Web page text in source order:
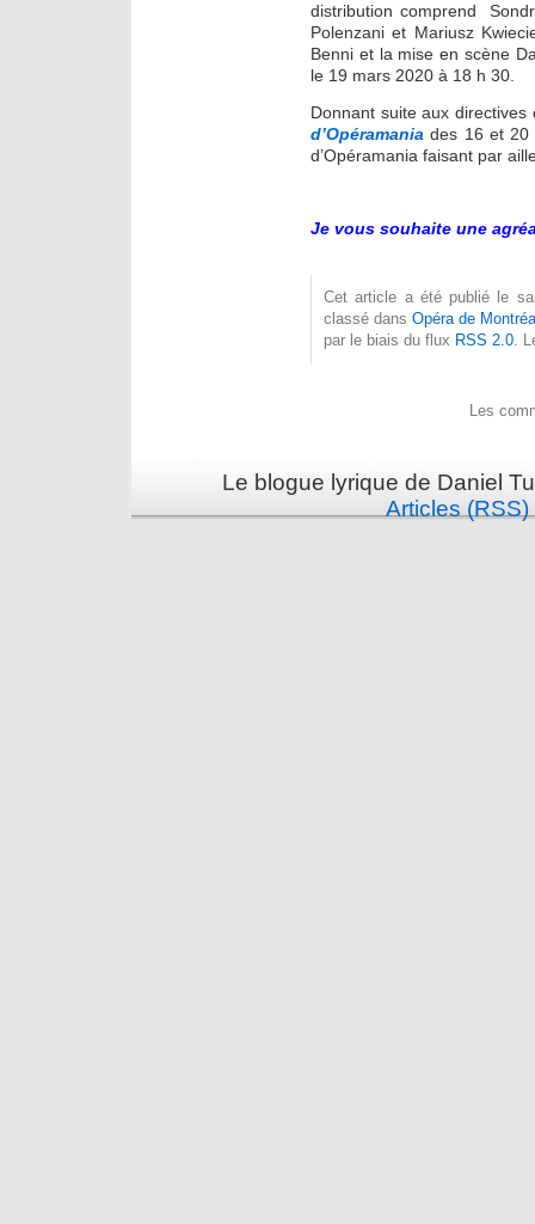
distribution comprend
Polenzani et Mariusz
Benni et la mise en scène
le 19 mars 2020 à 18 h 30.
Donnant suite aux
d’Opéramania des 16 et 20
d’Opéramania faisant par
Je vous souhaite une
Cet article a été publié le
classé dansOpéra de
par le biais du flux RSS 2.0 .
Les
Le blogue lyrique de Daniel
Articles (RSS)